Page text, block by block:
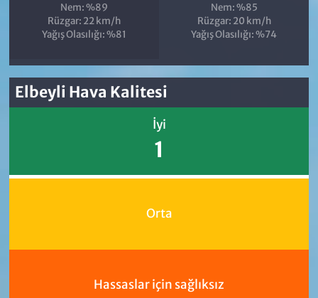
Nem: %89
Rüzgar: 22 km/h
Yağış Olasılığı: %81
Nem: %85
Rüzgar: 20 km/h
Yağış Olasılığı: %74
Elbeyli Hava Kalitesi
İyi
1
Orta
Hassaslar için sağlıksız